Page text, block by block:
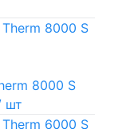
8000 S
шт